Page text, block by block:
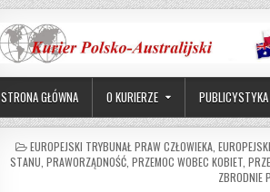
STRONA GŁÓWNA O KURIERZE PUBLICYSTYKA
POSTED IN
EUROPEJSKI TRYBUNAŁ PRAW CZŁOWIEKA ,
STANU PRAWORZĄDNOŚĆ, PRZEMOC WOBEC KOBIET,
ZBRODNIE